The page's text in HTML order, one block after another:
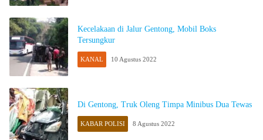
Kecelakaan di Jalur Gentong, Mobil Boks
Tersungkur
KANAL 10 Agustus 2022
Di Gentong, Truk Oleng Timpa Minibus Dua Tewas
KABAR POLISI 8 Agustus 2022